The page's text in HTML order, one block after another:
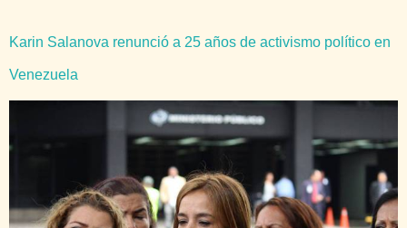
Karin Salanova renunció a 25 años de activismo político en
Venezuela